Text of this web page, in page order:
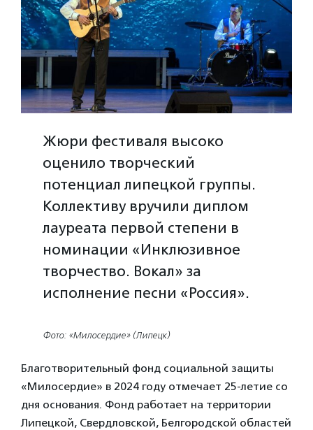
Жюри фестиваля высоко
оценило творческий
потенциал липецкой группы.
Коллективу вручили диплом
лауреата первой степени в
номинации «Инклюзивное
творчество. Вокал» за
исполнение песни «Россия».
Фото: «Милосердие» (Липецк)
Благотворительный фонд социальной защиты
«Милосердие» в 2024 году отмечает 25-летие со
дня основания. Фонд работает на территории
Липецкой, Свердловской, Белгородской областей